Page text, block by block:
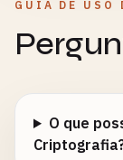
GUIA DE USO
O que